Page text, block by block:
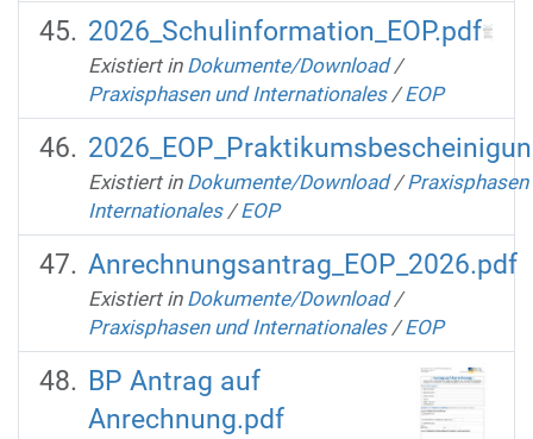
2026_Schulinformation_EOP.pdf
Existiert in Dokumente/Download /
Praxisphasen und Internationales /EOP
Existiert in Dokumente/Download /Praxisphasen
Internationales /EOP
Anrechnungsantrag_EOP_2026.pdf
Existiert in Dokumente/Download /
Praxisphasen und Internationales /EOP
BP Antrag auf
Anrechnung.pdf